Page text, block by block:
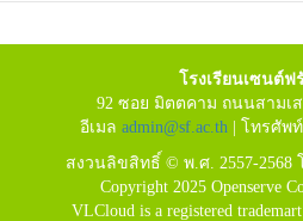
โรงเรียนเซนต์
92 ซอย มิตตคาม ถนนสามเ
อีเมล admin@sf.ac.th | โทรศัพท์
สงวนลิขสิทธิ์ © พ.ศ. 2557-
Copyright 2025 Openserve
VLCloud is a registered